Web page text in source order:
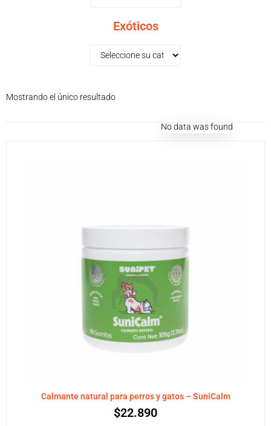
Exóticos
Mostrando el único resultado
Calmante natural para perros y gatos – SuniCalm
$22.890
No data was found